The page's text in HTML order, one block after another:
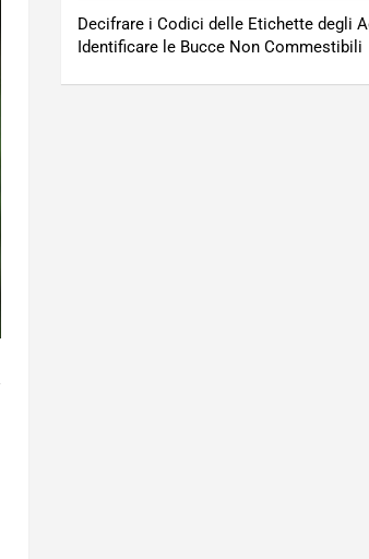
Decifrare i Codici delle Etichette degli
Identificare le Bucce Non Commestibili